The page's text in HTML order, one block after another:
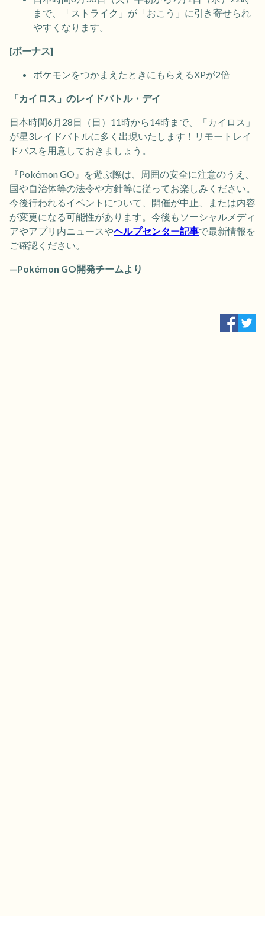
まで、「ストライク」が「おこう」に引き寄せられ
やすくなります。
[ボーナス]
ポケモンをつかまえたときにもらえるXPが2倍
「カイロス」のレイドバトル・デイ
日本時間6月28日（日）11時から14時まで、「カイロス」
が星3レイドバトルに多く出現いたします！リモートレイ
ドバスを用意しておきましょう。
『Pokémon GO』を遊ぶ際は、周囲の安全に注意のうえ、
国や自治体等の法令や方針等に従ってお楽しみください。
今後行われるイベントについて、開催が中止、または内容
が変更になる可能性があります。今後もソーシャルメディ
アやアプリ内ニュースやヘルプセンター記事で最新情報を
ご確認ください。
—Pokémon GO開発チームより